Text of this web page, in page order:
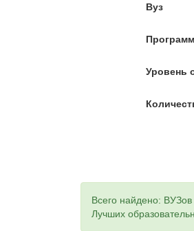
Вуз
Уровень
Всего найдено: ВУЗов
Лучших